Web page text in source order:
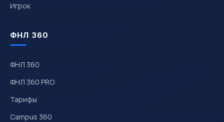
Игрок
ФНЛ 360
ФНЛ 360
ФНЛ 360 PRO
Тарифы
Campus 360